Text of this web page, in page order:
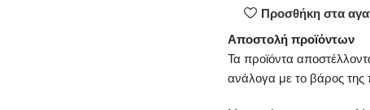
Προσθήκη στα
Αποστολή προϊόντων
Τα προϊόντα
ανάλογα με το βάρος της